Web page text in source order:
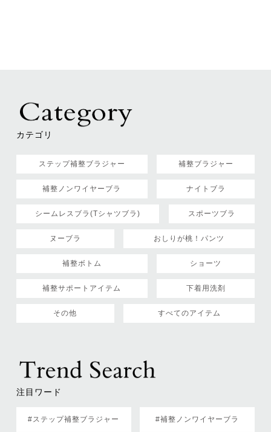
カテゴリ
ステップ補整ブラジャー 補整ブラジャー
補整ノンワイヤーブラ ナイトブラ
シームレスブラ(Tシャツブラ) スポーツブラ
ヌーブラ おしりが桃！パンツ
補整ボトム ショーツ
補整サポートアイテム 下着用洗剤
その他 すべてのアイテム
注目ワード
#ステップ補整ブラジャー #補整ノンワイヤーブラ